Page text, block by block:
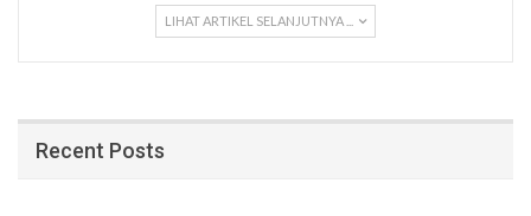
LIHAT ARTIKEL SELANJUTNYA ...
Recent Posts